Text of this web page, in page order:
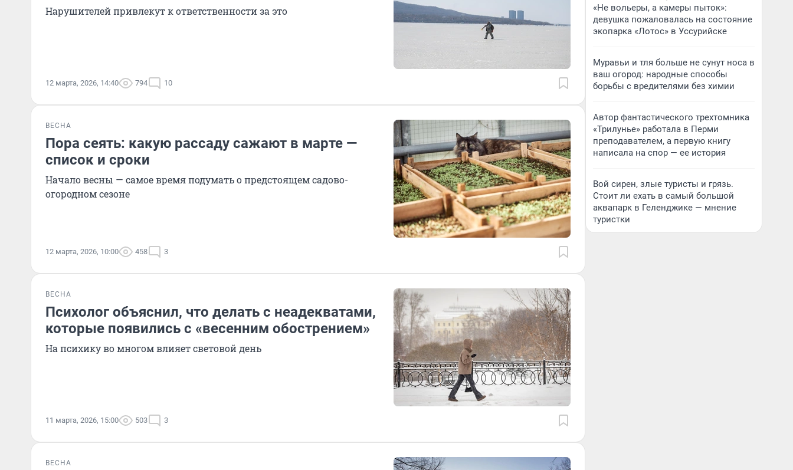
Нарушителей привлекут к ответственности за это
12 марта, 2026, 14:40 794 10
ВЕСНА
Пора сеять: какую рассаду сажают в марте —
список и сроки
Начало весны — самое время подумать о предстоящем садово-
огородном сезоне
12 марта, 2026, 10:00 458 3
ВЕСНА
Психолог объяснил, что делать с неадекватами,
которые появились с «весенним обострением»
На психику во многом влияет световой день
11 марта, 2026, 15:00 503 3
ВЕСНА
«Не вольеры, а камеры пыток»:
девушка пожаловалась на состояние
экопарка «Лотос» в Уссурийске
Муравьи и тля больше не сунут носа в
ваш огород: народные способы
борьбы с вредителями без химии
Автор фантастического трехтомника
«Трилунье» работала в Перми
преподавателем, а первую книгу
написала на спор — ее история
Вой сирен, злые туристы и грязь.
Стоит ли ехать в самый большой
аквапарк в Геленджике — мнение
туристки